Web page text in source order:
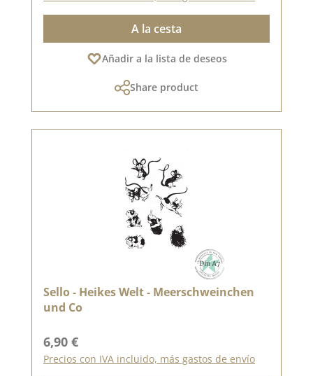
A la cesta
Añadir a la lista de deseos
Share product
Sello - Heikes Welt - Meerschweinchen
und Co
Precio normal:
6,90 €
Precios con IVA incluido, más gastos de envío